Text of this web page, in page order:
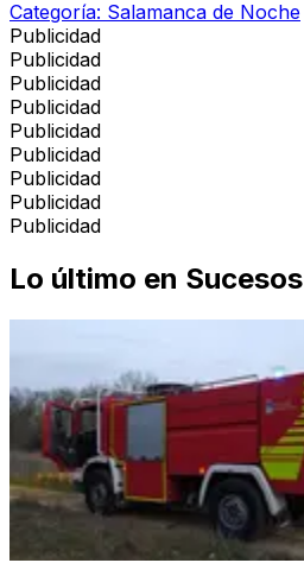
Categoría: Salamanca de Noche
Publicidad
Publicidad
Publicidad
Publicidad
Publicidad
Publicidad
Publicidad
Publicidad
Publicidad
Lo último en Sucesos